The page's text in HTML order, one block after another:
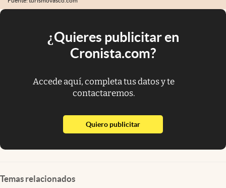
¿Quieres publicitar en
Cronista.com?
Accede aquí, completa tus datos y te
contactaremos.
Quiero publicitarabre en nueva pestaña
Temas relacionados